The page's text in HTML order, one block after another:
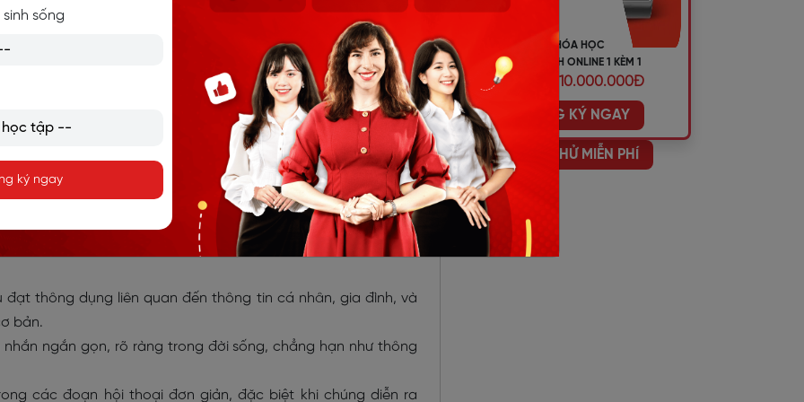
2.000 từ thuộc các chủ đề cơ bản như:
giải trí.
ngữ pháp về các chủ đề quen thuộc.
hội thoại hàng ngày.
thông dụng liên quan đến thông tin cá nhân, gia đình, và
bản.
ngắn gọn, rõ ràng trong đời sống, chẳng hạn như thông
các đoạn hội thoại đơn giản, đặc biệt khi chúng diễn ra
KHÓA HỌC
TIẾNG ANH ONLINE 1 KÈM 1
ƯU ĐÃI 10.000.000Đ
ĐĂNG KÝ NGAY
HỌC THỬ MIỄN PHÍ
sống
ký ngay